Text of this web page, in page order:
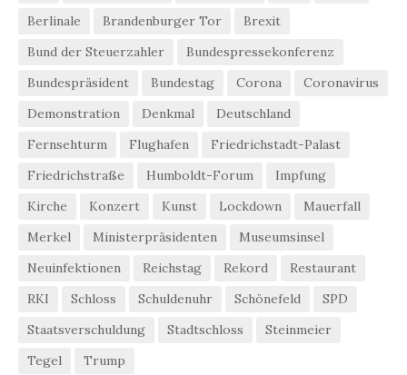
Berlinale
Brandenburger Tor
Brexit
Bund der Steuerzahler
Bundespressekonferenz
Bundespräsident
Bundestag Corona
Coronavirus
Demonstration
Denkmal
Deutschland
Fernsehturm
Flughafen
Friedrichstadt-Palast
Friedrichstraße
Humboldt-Forum
Impfung
Kirche
Konzert Kunst Lockdown
Mauerfall
Merkel
Ministerpräsidenten
Museumsinsel
Neuinfektionen
Reichstag Rekord
Restaurant
RKI
Schloss Schuldenuhr Schönefeld
SPD
Staatsverschuldung
Stadtschloss
Steinmeier
Tegel
Trump